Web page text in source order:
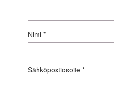
Nimi *
Sähköpostiosoite *